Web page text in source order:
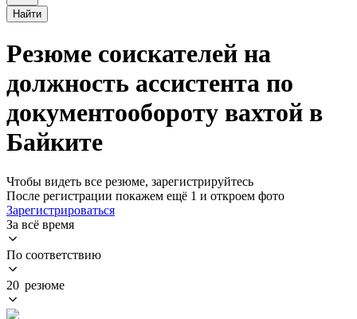
Найти
Резюме соискателей на
должность ассистента по
документообороту вахтой в
Байките
Чтобы видеть все резюме, зарегистрируйтесь
После регистрации покажем ещё 1 и откроем фото
Зарегистрироваться
За всё время
По соответствию
20 резюме